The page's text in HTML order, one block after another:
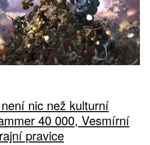
nic než kulturní
40 000, Vesmírní
pravice